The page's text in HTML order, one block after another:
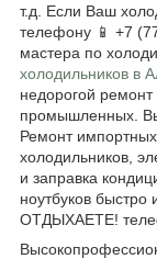
т.д. Если Ваш
телефону 📱 +7
мастера по
холодильников в
недорогой ремонт
промышленных.
Ремонт
холодильников,
и заправка
ноутбуков
ОТДЫХАЕТЕ!